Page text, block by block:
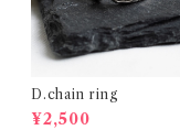
D.chain ring
¥2,500